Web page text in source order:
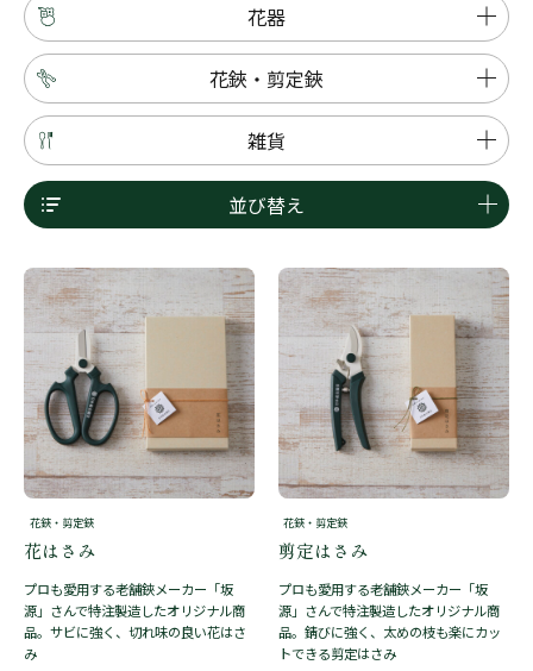
花器
花鋏・剪定鋏
雑貨
並び替え
花鋏・剪定鋏
花はさみ
プロも愛用する老舗鋏メーカー「坂
源」さんで特注製造したオリジナル商
品。サビに強く、切れ味の良い花はさ
み
花鋏・剪定鋏
剪定はさみ
プロも愛用する老舗鋏メーカー「坂
源」さんで特注製造したオリジナル商
品。錆びに強く、太めの枝も楽にカッ
トできる剪定はさみ